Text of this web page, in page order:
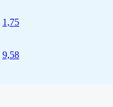
1,75
9,58